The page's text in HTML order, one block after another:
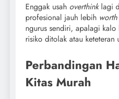
Enggak usah overthinklagi
profesional jauh lebih
ngurus sendiri, apalagi
risiko ditolak atau keteteran
Perbandingan
Kitas Murah